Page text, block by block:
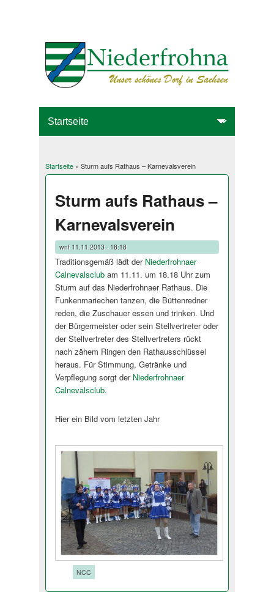
Sie sind hier
Startseite» Sturm aufs Rathaus – Karnevalsverein
Sturm aufs Rathaus –
Karnevalsverein
wnf11.11.2013 - 18:18
Traditionsgemäß lädt der Niederfrohnaer
Calnevalsclubam 11.11. um 18.18 Uhr zum
Sturm auf das Niederfrohnaer Rathaus. Die
Funkenmariechen tanzen, die Büttenredner
reden, die Zuschauer essen und trinken. Und
der Bürgermeister oder sein Stellvertreter oder
der Stellvertreter des Stellvertreters rückt
nach zähem Ringen den Rathausschlüssel
heraus. Für Stimmung, Getränke und
Verpflegung sorgt der Niederfrohnaer
Calnevalsclub.
Hier ein Bild vom letzten Jahr
NCC